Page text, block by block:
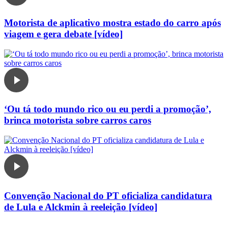
Motorista de aplicativo mostra estado do carro após
viagem e gera debate [vídeo]
‘Ou tá todo mundo rico ou eu perdi a promoção’,
brinca motorista sobre carros caros
Convenção Nacional do PT oficializa candidatura
de Lula e Alckmin à reeleição [vídeo]